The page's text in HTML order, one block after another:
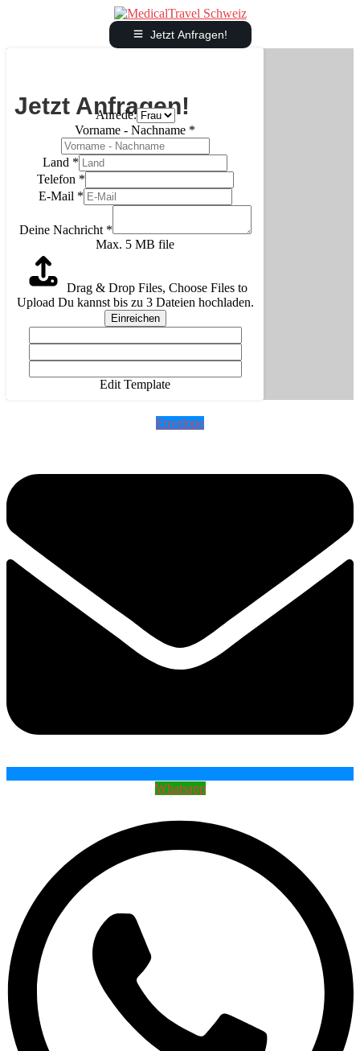
Jetzt Anfragen!
Jetzt Anfragen!
Anrede:
Vorname - Nachname *
Land *
Telefon *
E-Mail *
Deine Nachricht *
Max. 5 MB file
Drag & Drop Files, Choose Files to
Upload Du kannst bis zu 3 Dateien hochladen.
Einreichen
Edit Template
Envelope
Whatsapp